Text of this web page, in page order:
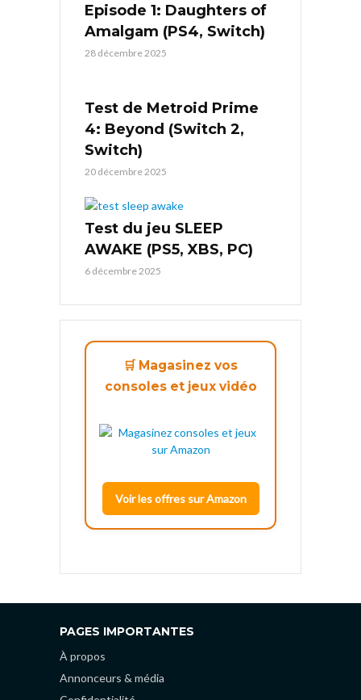
Episode 1: Daughters of
Amalgam (PS4, Switch)
28 décembre 2025
Test de Metroid Prime
4: Beyond (Switch 2,
Switch)
20 décembre 2025
Test du jeu SLEEP
AWAKE (PS5, XBS, PC)
6 décembre 2025
🛒 Magasinez vos
consoles et jeux vidéo
Voir les offres sur Amazon
PAGES IMPORTANTES
À propos
Annonceurs & média